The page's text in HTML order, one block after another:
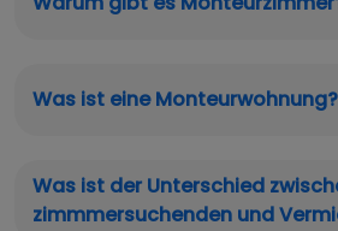
Was ist eine Monteurwohnung?
Was ist der Unterschied
zimmmersuchenden und